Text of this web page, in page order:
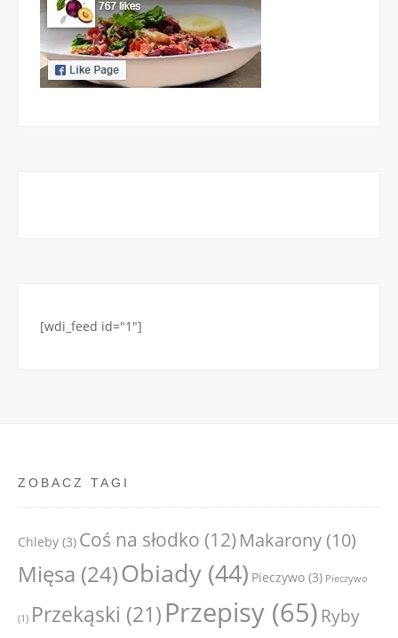
[wdi_feed id="1"]
ZOBACZ TAGI
Chleby (3) Coś na słodko (12)Makarony (10)
Mięsa (24)Obiady (44) Pieczywo (3) Pieczywo
(1) Przekąski (21) Przepisy (65) Ryby